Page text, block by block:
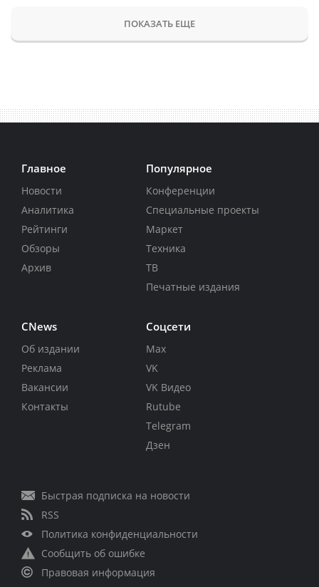
ПОКАЗАТЬ ЕЩЕ
Главное
Новости
Аналитика
Рейтинги
Обзоры
Архив
Популярное
Конференции
Специальные проекты
Маркет
Техника
ТВ
Печатные издания
CNews
Об издании
Реклама
Вакансии
Контакты
Соцсети
Max
VK
VK Видео
Rutube
Telegram
Дзен
Быстрая подписка на новости
RSS
Политика конфиденциальности
Сообщить об ошибке
Правовая информация